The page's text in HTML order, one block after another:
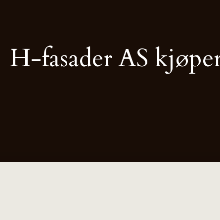
H-fasader AS